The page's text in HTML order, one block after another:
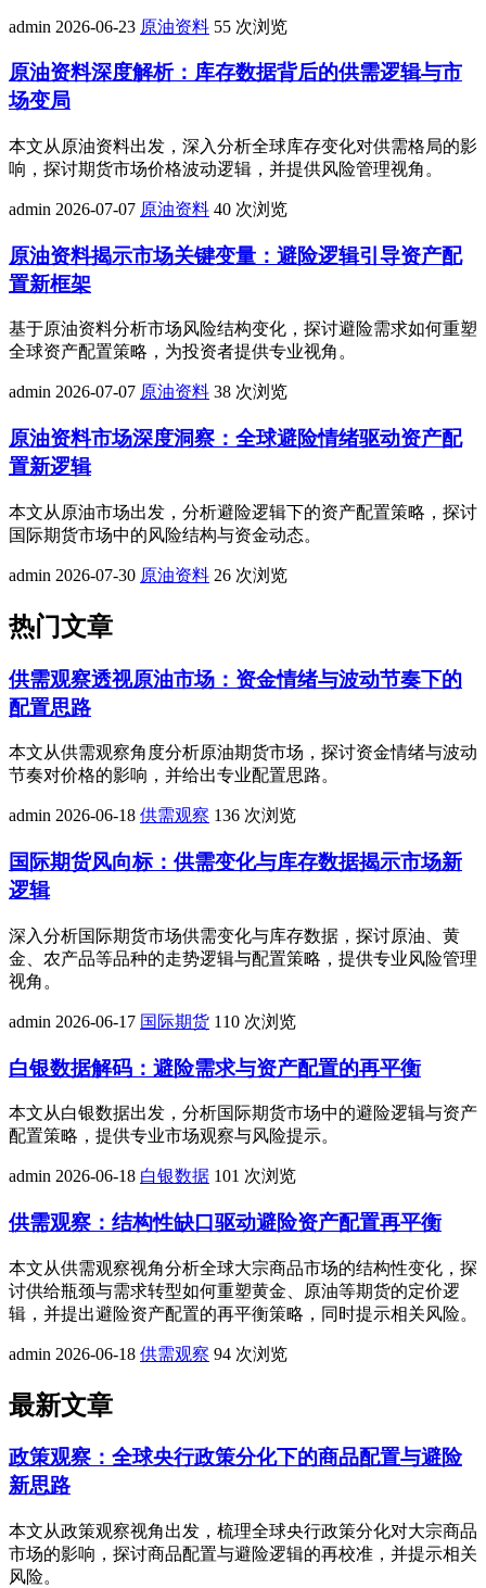
admin 2026-06-23 原油资料 55 次浏览
原油资料深度解析：库存数据背后的供需逻辑与市
场变局
本文从原油资料出发，深入分析全球库存变化对供需格局的影
响，探讨期货市场价格波动逻辑，并提供风险管理视角。
admin 2026-07-07 原油资料 40 次浏览
原油资料揭示市场关键变量：避险逻辑引导资产配
置新框架
基于原油资料分析市场风险结构变化，探讨避险需求如何重塑
全球资产配置策略，为投资者提供专业视角。
admin 2026-07-07 原油资料 38 次浏览
原油资料市场深度洞察：全球避险情绪驱动资产配
置新逻辑
本文从原油市场出发，分析避险逻辑下的资产配置策略，探讨
国际期货市场中的风险结构与资金动态。
admin 2026-07-30 原油资料 26 次浏览
热门文章
供需观察透视原油市场：资金情绪与波动节奏下的
配置思路
本文从供需观察角度分析原油期货市场，探讨资金情绪与波动
节奏对价格的影响，并给出专业配置思路。
admin 2026-06-18 供需观察 136 次浏览
国际期货风向标：供需变化与库存数据揭示市场新
逻辑
深入分析国际期货市场供需变化与库存数据，探讨原油、黄
金、农产品等品种的走势逻辑与配置策略，提供专业风险管理
视角。
admin 2026-06-17 国际期货 110 次浏览
白银数据解码：避险需求与资产配置的再平衡
本文从白银数据出发，分析国际期货市场中的避险逻辑与资产
配置策略，提供专业市场观察与风险提示。
admin 2026-06-18 白银数据 101 次浏览
供需观察：结构性缺口驱动避险资产配置再平衡
本文从供需观察视角分析全球大宗商品市场的结构性变化，探
讨供给瓶颈与需求转型如何重塑黄金、原油等期货的定价逻
辑，并提出避险资产配置的再平衡策略，同时提示相关风险。
admin 2026-06-18 供需观察 94 次浏览
最新文章
政策观察：全球央行政策分化下的商品配置与避险
新思路
本文从政策观察视角出发，梳理全球央行政策分化对大宗商品
市场的影响，探讨商品配置与避险逻辑的再校准，并提示相关
风险。